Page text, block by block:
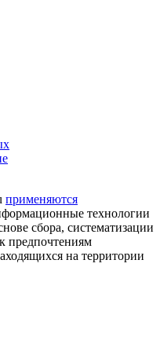
применяются
технологии
сбора, систематизации
предпочтениям
на территории